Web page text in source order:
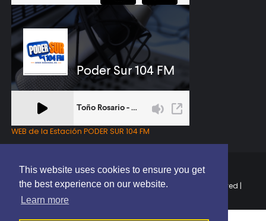
This website uses cookies to ensure you get
the best experience on our website.
Learn more
WEB de la Estación PODER SUR 104 FM
Copyright © 2025 | EL PODER DEL SUR RD | All Rights Reserved |